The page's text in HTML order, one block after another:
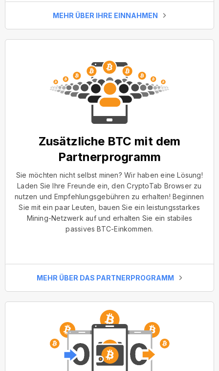
MEHR ÜBER IHRE EINNAHMEN
Zusätzliche BTC mit dem
Partnerprogramm
Sie möchten nicht selbst minen? Wir haben eine Lösung!
Laden Sie Ihre Freunde ein, den CryptoTab Browser zu
nutzen und Empfehlungsgebühren zu erhalten! Beginnen
Sie mit ein paar Leuten, bauen Sie ein leistungsstarkes
Mining-Netzwerk auf und erhalten Sie ein stabiles
passives BTC-Einkommen.
MEHR ÜBER DAS PARTNERPROGRAMM